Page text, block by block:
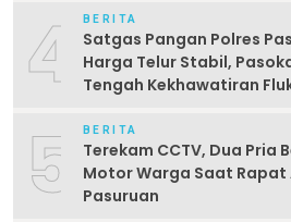
4 BERITA
Satgas Pangan Polres
Harga Telur Stabil,
Tengah Kekhawatiran
5 BERITA
Terekam CCTV, Dua Pria
Motor Warga Saat Rapat
Pasuruan